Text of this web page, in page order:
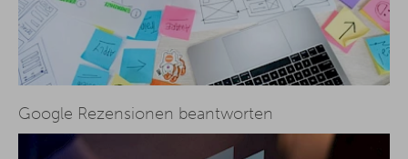
Google Rezensionen beantworten